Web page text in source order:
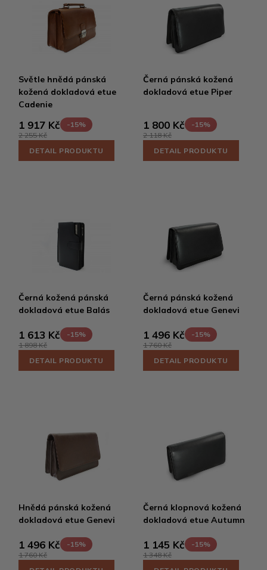
Světle hnědá pánská
kožená dokladová etue
Cadenie
1 917 Kč
-15%
2 255 Kč
DETAIL PRODUKTU
Černá pánská kožená
dokladová etue Piper
1 800 Kč
-15%
2 118 Kč
DETAIL PRODUKTU
Černá kožená pánská
dokladová etue Balás
1 613 Kč
-15%
1 898 Kč
DETAIL PRODUKTU
Černá pánská kožená
dokladová etue Genevi
1 496 Kč
-15%
1 760 Kč
DETAIL PRODUKTU
Hnědá pánská kožená
dokladová etue Genevi
1 496 Kč
-15%
1 760 Kč
Černá klopnová kožená
dokladová etue Autumn
1 145 Kč
-15%
1 348 Kč